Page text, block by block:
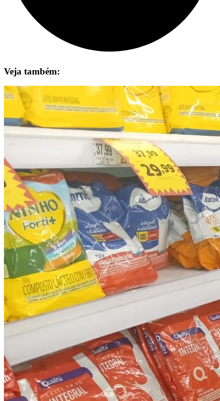
Veja também: